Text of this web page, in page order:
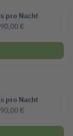
pro Nacht
90,00 €
pro Nacht
90,00 €